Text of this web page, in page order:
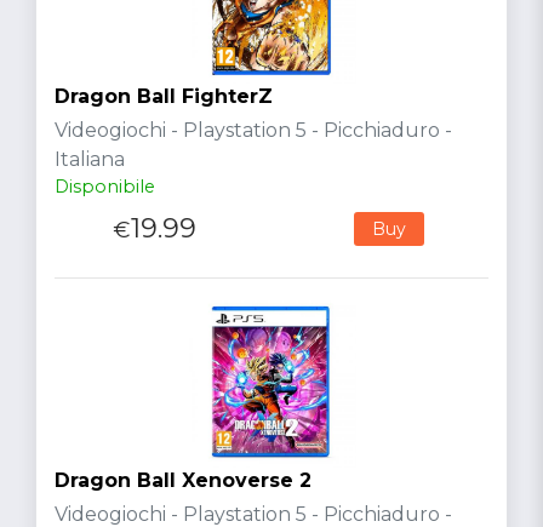
Dragon Ball FighterZ
Videogiochi - Playstation 5 - Picchiaduro -
Italiana
Disponibile
€19.99 Buy
Dragon Ball Xenoverse 2
Videogiochi - Playstation 5 - Picchiaduro -